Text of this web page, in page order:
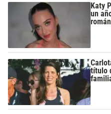
Katy
un
título